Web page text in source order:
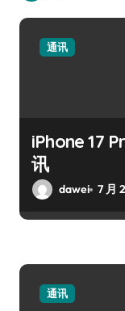
通讯
iPhone 17
讯
dawei 7 月
通讯